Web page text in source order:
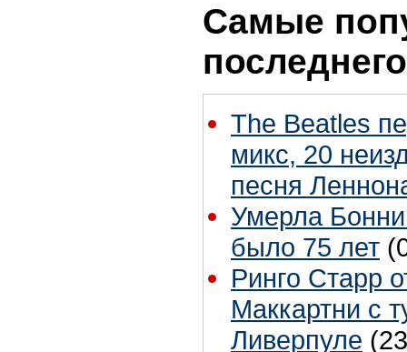
Самые
The Beatles
микс, 20
песня
Умерла
было 75 лет
Ринго Старр
Маккартни с
Ливерпуле